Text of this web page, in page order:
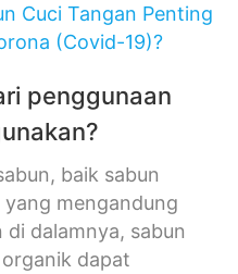
Cuci Tangan Penting
(Covid-19)?
penggunaan
baik sabun
mengandung
dalamnya, sabun
dapat